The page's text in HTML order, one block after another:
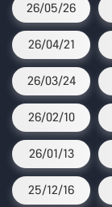
26/05/26
26/04/21
26/03/24
26/02/10
26/01/13
25/12/16